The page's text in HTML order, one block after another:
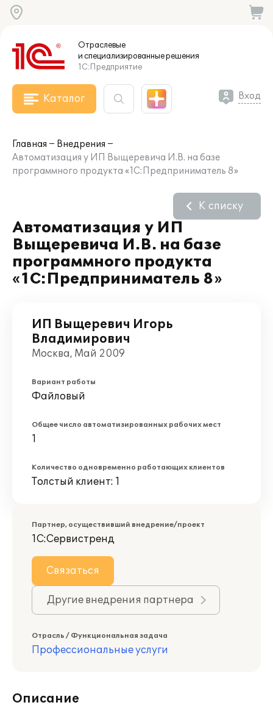
Отраслевые
и специализированныерешения
1С:Предприятие
Каталог Вход
Главная
Внедрения
Автоматизация у ИП Выщеревича И.В. на базе
программного продукта «1С:Предприниматель 8»
Автоматизация у ИП
Выщеревича И.В. на базе
программного продукта
«1С:Предприниматель 8»
К списку
ИП Выщеревич Игорь
Владимирович
Москва, Май 2009
Вариант работы
Файловый
Общее число автоматизированных рабочих мест
1
Количество одновременно работающих клиентов
Толстый клиент: 1
Партнер, осуществивший внедрение/проект
1С:Сервистренд
Связаться
Другие внедрения партнера
Отрасль / Функциональная задача
Профессиональные услуги
Описание